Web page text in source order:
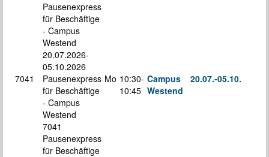
Pausenexpress
für Beschäftige
- Campus
Westend
20.07.2026-
05.10.2026
7041
Pausenexpress
für Beschäftige
- Campus
Westend
7041
Pausenexpress
für Beschäftige
Mo 10:30-
10:45
Campus
Westend
20.07.-05.10.